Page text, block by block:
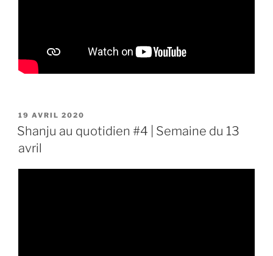
PUBLIÉ
LE
19 AVRIL 2020
Shanju au quotidien #4 | Semaine du 13
avril